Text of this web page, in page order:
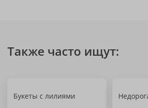
Также часто ищут:
Букеты с лилиями